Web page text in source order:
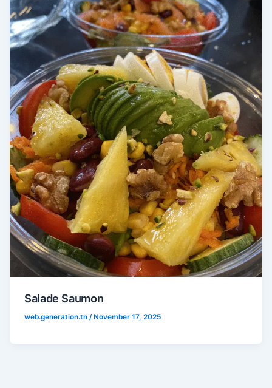
Salade Saumon
web.generation.tn /November 17, 2025